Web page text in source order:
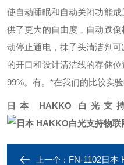
使自动睡眠和自动关闭功能
供了更大的自由度，自动跌
动停止通电，抹子头清洁剂
的开口和设计清洁线的存储
99%。有。*在我们的比较实验
日本 HAKKO 白光支
上一个： FN-1102日本